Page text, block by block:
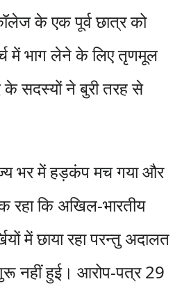
के एक पूर्व छात्र को
में भाग लेने के लिए तृणमूल
के सदस्यों ने बुरी तरह से
भर में हड़कंप मच गया और
रहा ​​कि अखिल-भारतीय
में छाया रहा परन्तु अदालत
नहीं हुई। आरोप-पत्र 29